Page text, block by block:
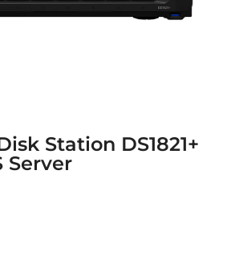
Station DS1821+
Server